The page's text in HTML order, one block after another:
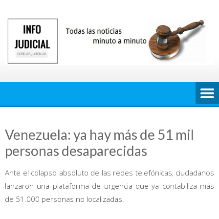
contenido
Venezuela: ya hay más de 51 mil
personas desaparecidas
Ante el colapso absoluto de las redes telefónicas, ciudadanos
lanzaron una plataforma de urgencia que ya contabiliza más
de 51.000 personas no localizadas.